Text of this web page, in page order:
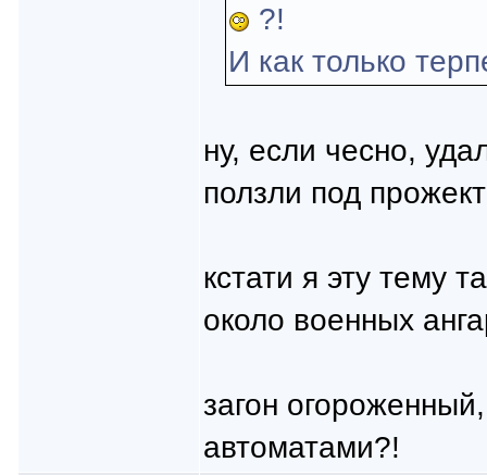
?!
И как только
ну, если чесно,
ползли под
кстати я эту тему
около военных
загон
автоматами?!